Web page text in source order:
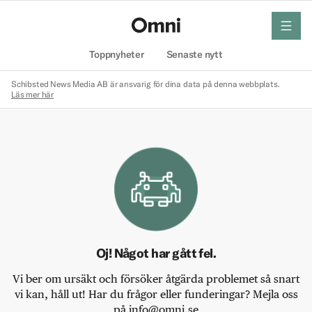
Toppnyheter Senaste nytt
meny
Schibsted News Media AB är ansvarig för dina data på denna webbplats.
Läs mer här
Oj! Något har gått fel.
Vi ber om ursäkt och försöker åtgärda problemet så snart
vi kan, håll ut! Har du frågor eller funderingar? Mejla oss